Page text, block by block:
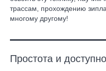
трассам, прохождению
многому другому!
Простота и